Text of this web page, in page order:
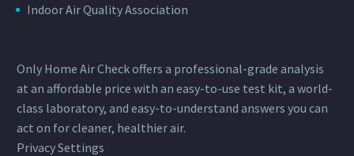
Indoor Air Quality Association
Only Home Air Check offers a professional-grade analysis
at an affordable price with an easy-to-use test kit, a world-
class laboratory, and easy-to-understand answers you can
act on for cleaner, healthier air.
Privacy Settings